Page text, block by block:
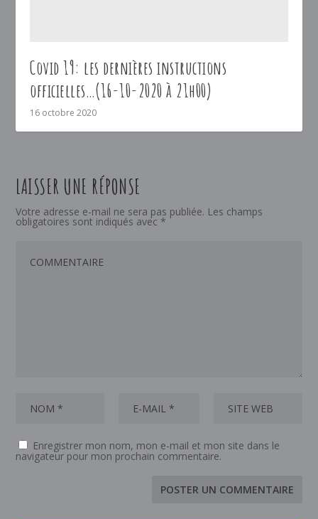
Covid 19: les dernières instructions
officielles…(16-10-2020 à 21h00)
16 octobre 2020
LAISSER UNE RÉPONSE
Votre adresse e-mail ne sera pas publiée. Les champs
obligatoires sont indiqués avec *
Enregistrer mon nom, mon e-mail et mon site dans le
navigateur pour mon prochain commentaire.